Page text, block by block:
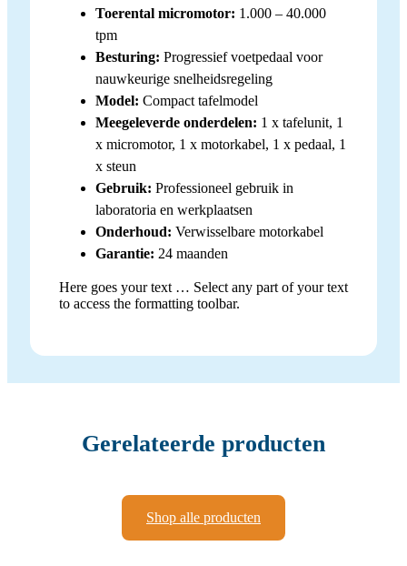
Toerental micromotor: 1.000 – 40.000
tpm
Besturing: Progressief voetpedaal voor
nauwkeurige snelheidsregeling
Model: Compact tafelmodel
Meegeleverde onderdelen: 1 x tafelunit, 1
x micromotor, 1 x motorkabel, 1 x pedaal, 1
x steun
Gebruik: Professioneel gebruik in
laboratoria en werkplaatsen
Onderhoud: Verwisselbare motorkabel
Garantie: 24 maanden
Here goes your text … Select any part of your text
to access the formatting toolbar.
Gerelateerde producten
Shop alle producten